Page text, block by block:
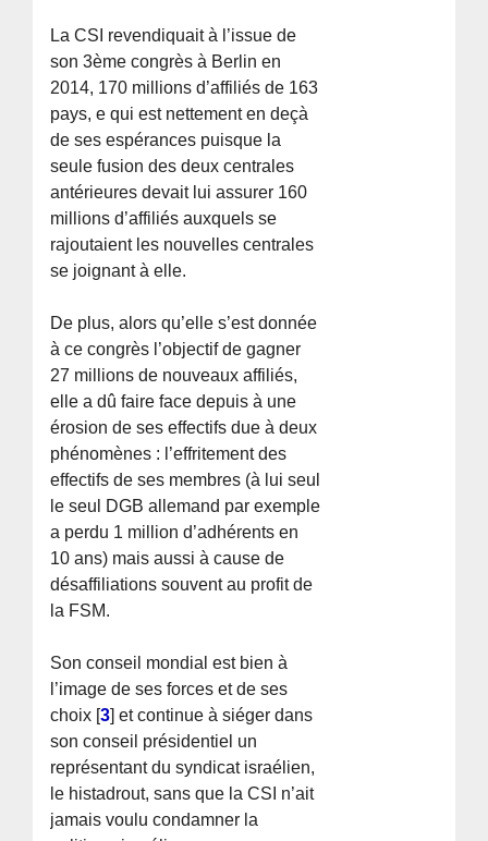
La CSI revendiquait à l’issue de
son 3ème congrès à Berlin en
2014, 170 millions d’affiliés de 163
pays, e qui est nettement en deçà
de ses espérances puisque la
seule fusion des deux centrales
antérieures devait lui assurer 160
millions d’affiliés auxquels se
rajoutaient les nouvelles centrales
se joignant à elle.
De plus, alors qu’elle s’est donnée
à ce congrès l’objectif de gagner
27 millions de nouveaux affiliés,
elle a dû faire face depuis à une
érosion de ses effectifs due à deux
phénomènes : l’effritement des
effectifs de ses membres (à lui seul
le seul DGB allemand par exemple
a perdu 1 million d’adhérents en
10 ans) mais aussi à cause de
désaffiliations souvent au profit de
la FSM.
Son conseil mondial est bien à
l’image de ses forces et de ses
choix [3] et continue à siéger dans
son conseil présidentiel un
représentant du syndicat israélien,
le histadrout, sans que la CSI n’ait
jamais voulu condamner la